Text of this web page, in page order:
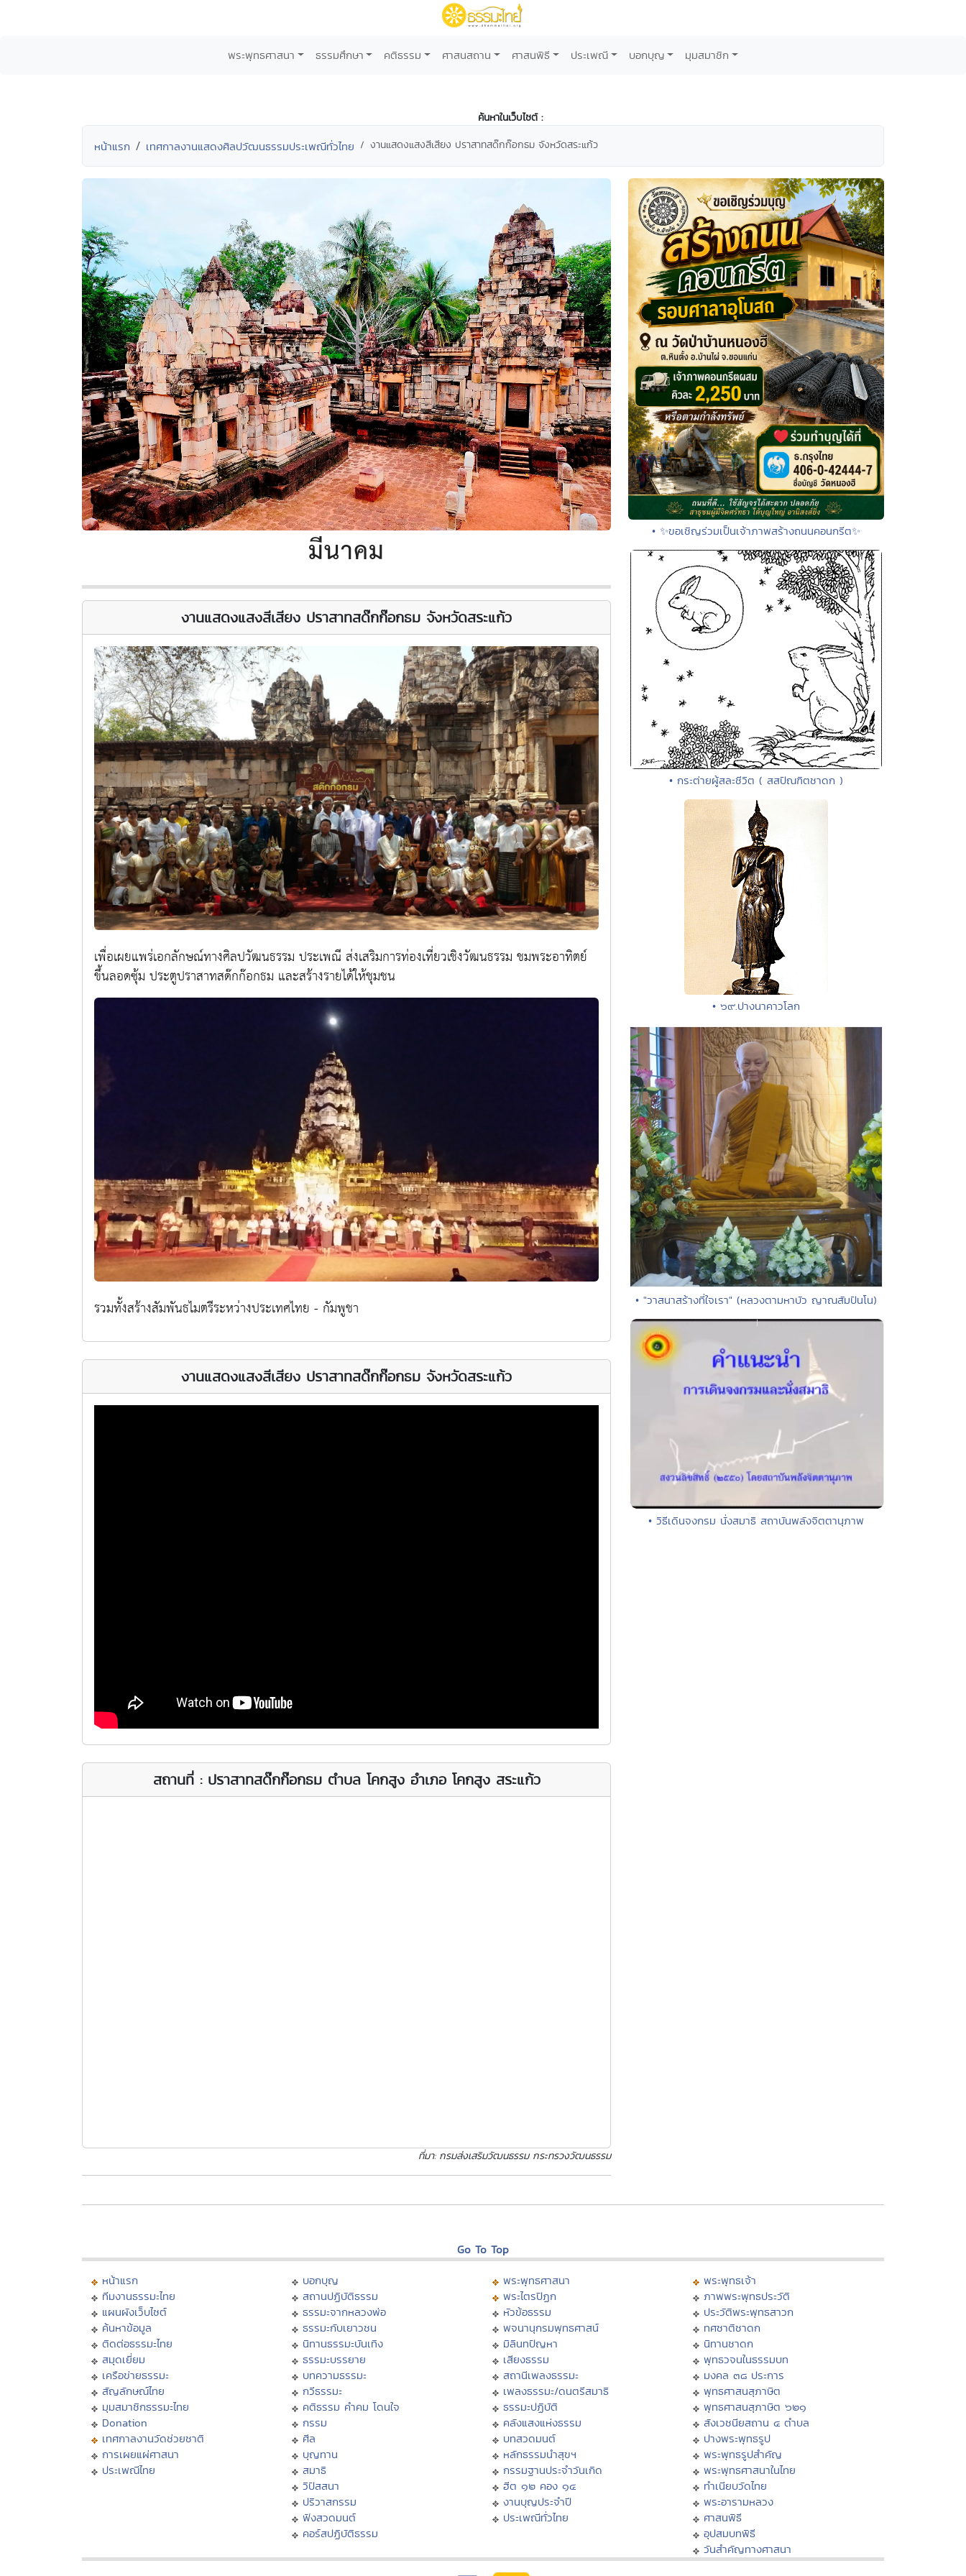
พระพุทธศาสนา ธรรมศึกษา คติธรรม ศาสนสถาน ศาสนพิธี ประเพณี บอกบุญ มุมสมาชิก
ค้นหาในเว็บไซต์ :
หน้าแรก เทศกาลงานแสดงศิลปวัฒนธรรมประเพณีทั่วไทย งานแสดงแสงสีเสียง ปราสาทสด๊กก๊อกธม จังหวัดสระแก้ว
มีนาคม
งานแสดงแสงสีเสียง ปราสาทสด๊กก๊อกธม จังหวัดสระแก้ว
เพื่อเผยแพร่เอกลักษณ์ทางศิลปวัฒนธรรม ประเพณี ส่งเสริมการท่องเที่ยวเชิงวัฒนธรรม ชมพระอาทิตย์
ขึ้นลอดซุ้ม ประตูปราสาทสด๊กก๊อกธม และสร้างรายได้ให้ชุมชน
รวมทั้งสร้างสัมพันธไมตรีระหว่างประเทศไทย - กัมพูชา
งานแสดงแสงสีเสียง ปราสาทสด๊กก๊อกธม จังหวัดสระแก้ว
สถานที่ : ปราสาทสด๊กก๊อกธม ตำบล โคกสูง อำเภอ โคกสูง สระแก้ว
ที่มา: กรมส่งเสริมวัฒนธรรม กระทรวงวัฒนธรรม
• ✨ขอเชิญร่วมเป็นเจ้าภาพสร้างถนนคอนกรีต✨
• กระต่ายผู้สละชีวิต ( สสปัณฑิตชาดก )
• ๖๙.ปางนาคาวโลก
• "วาสนาสร้างที่ใจเรา" (หลวงตามหาบัว ญาณสัมปันโน)
• วิธีเดินจงกรม นั่งสมาธิ สถาบันพลังจิตตานุภาพ
Go To Top
หน้าแรก
ทีมงานธรรมะไทย
แผนผังเว็บไซต์
ค้นหาข้อมูล
ติดต่อธรรมะไทย
สมุดเยี่ยม
เครือข่ายธรรมะ
สัญลักษณ์ไทย
มุมสมาชิกธรรมะไทย
Donation
เทศกาลงานวัดช่วยชาติ
การเผยแผ่ศาสนา
ประเพณีไทย
บอกบุญ
สถานปฏิบัติธรรม
ธรรมะจากหลวงพ่อ
ธรรมะกับเยาวชน
นิทานธรรมะบันเทิง
ธรรมะบรรยาย
บทความธรรมะ
กวีธรรมะ
คติธรรม คำคม โดนใจ
กรรม
ศีล
บุญทาน
สมาธิ
วิปัสสนา
ปริวาสกรรม
ฟังสวดมนต์
คอร์สปฏิบัติธรรม
พระพุทธศาสนา
พระไตรปิฏก
หัวข้อธรรม
พจนานุกรมพุทธศาสน์
มิลินทปัญหา
เสียงธรรม
สถานีเพลงธรรมะ
เพลงธรรมะ/ดนตรีสมาธิ
ธรรมะปฏิบัติ
คลังแสงแห่งธรรม
บทสวดมนต์
หลักธรรมนำสุขฯ
กรรมฐานประจำวันเกิด
ฮีต ๑๒ คอง ๑๔
งานบุญประจำปี
ประเพณีทั่วไทย
พระพุทธเจ้า
ภาพพระพุทธประวัติ
ประวัติพระพุทธสาวก
ทศชาติชาดก
นิทานชาดก
พุทธวจนในธรรมบท
มงคล ๓๘ ประการ
พุทธศาสนสุภาษิต
พุทธศาสนสุภาษิต ๖๒๑
สังเวชนียสถาน ๔ ตำบล
ปางพระพุทธรูป
พระพุทธรูปสำคัญ
พระพุทธศาสนาในไทย
ทำเนียบวัดไทย
พระอารามหลวง
ศาสนพิธี
อุปสมบทพิธี
วันสำคัญทางศาสนา